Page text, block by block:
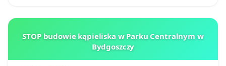
STOP budowie kąpieliska w Parku Centralnym w
Bydgoszczy